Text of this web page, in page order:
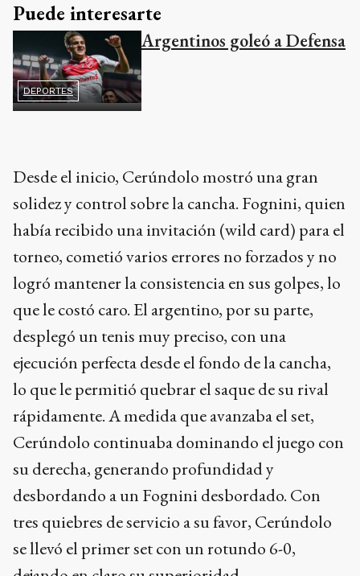
Puede interesarte
DEPORTES
Argentinos goleó a Defensa
Desde el inicio, Cerúndolo mostró una gran
solidez y control sobre la cancha. Fognini, quien
había recibido una invitación (wild card) para el
torneo, cometió varios errores no forzados y no
logró mantener la consistencia en sus golpes, lo
que le costó caro. El argentino, por su parte,
desplegó un tenis muy preciso, con una
ejecución perfecta desde el fondo de la cancha,
lo que le permitió quebrar el saque de su rival
rápidamente. A medida que avanzaba el set,
Cerúndolo continuaba dominando el juego con
su derecha, generando profundidad y
desbordando a un Fognini desbordado. Con
tres quiebres de servicio a su favor, Cerúndolo
se llevó el primer set con un rotundo 6-0,